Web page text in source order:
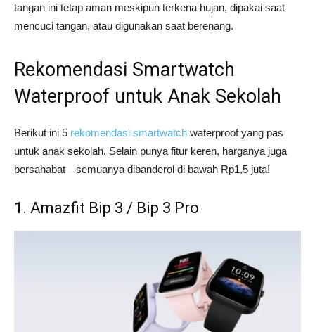
tangan ini tetap aman meskipun terkena hujan, dipakai saat
mencuci tangan, atau digunakan saat berenang.
Rekomendasi Smartwatch
Waterproof untuk Anak Sekolah
Berikut ini 5 rekomendasi smartwatch waterproof yang pas
untuk anak sekolah. Selain punya fitur keren, harganya juga
bersahabat—semuanya dibanderol di bawah Rp1,5 juta!
1. Amazfit Bip 3 / Bip 3 Pro